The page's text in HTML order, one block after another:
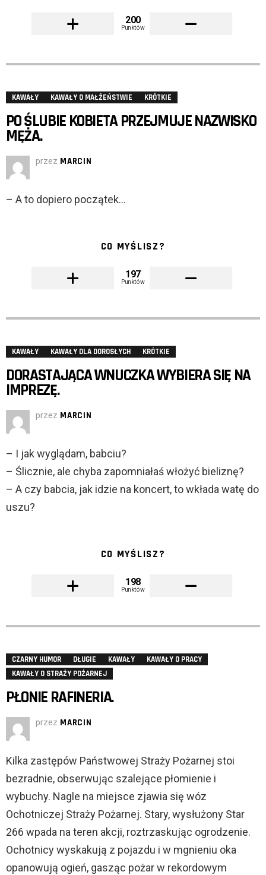
200
Punktów
KAWAŁY KAWAŁY O MAŁŻEŃSTWIE KRÓTKIE
PO ŚLUBIE KOBIETA PRZEJMUJE NAZWISKO
MĘŻA.
przez MARCIN
– A to dopiero początek…
CO MYŚLISZ?
197
Punktów
KAWAŁY KAWAŁY DLA DOROSŁYCH KRÓTKIE
DORASTAJĄCA WNUCZKA WYBIERA SIĘ NA
IMPREZĘ.
przez MARCIN
– I jak wyglądam, babciu?
– Ślicznie, ale chyba zapomniałaś włożyć bieliznę?
– A czy babcia, jak idzie na koncert, to wkłada watę do
uszu?
CO MYŚLISZ?
198
Punktów
CZARNY HUMOR DŁUGIE KAWAŁY
KAWAŁY O PRACY
KAWAŁY O STRAŻY POŻARNEJ
PŁONIE RAFINERIA.
przez MARCIN
Kilka zastępów Państwowej Straży Pożarnej stoi
bezradnie, obserwując szalejące płomienie i
wybuchy. Nagle na miejsce zjawia się wóz
Ochotniczej Straży Pożarnej. Stary, wysłużony Star
266 wpada na teren akcji, roztrzaskując ogrodzenie.
Ochotnicy wyskakują z pojazdu i w mgnieniu oka
opanowują ogień, gasząc pożar w rekordowym